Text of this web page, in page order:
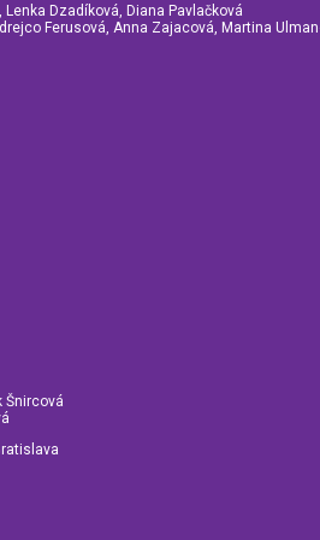
Lenka Dzadíková, Diana Pavlačková
Ferusová, Anna Zajacová, Martina
Šnircová